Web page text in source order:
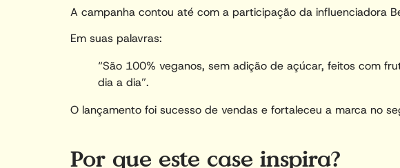
A campanha contou até com a participação da influenciadora
Em suas palavras:
“São 100% veganos, sem adição de açúcar, feitos com
dia a dia”.
O lançamento foi sucesso de vendas e fortaleceu a marca no
Por que este case inspira?